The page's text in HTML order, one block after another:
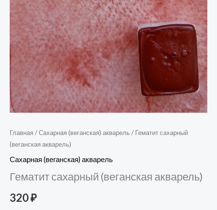
Главная /Сахарная (веганская) акварель / Гематит сахарный
(веганская акварель)
Сахарная (веганская) акварель
Гематит сахарный (веганская акварель)
320₽